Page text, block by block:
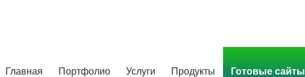
Главная Портфолио Услуги Продукты Готовые сайты